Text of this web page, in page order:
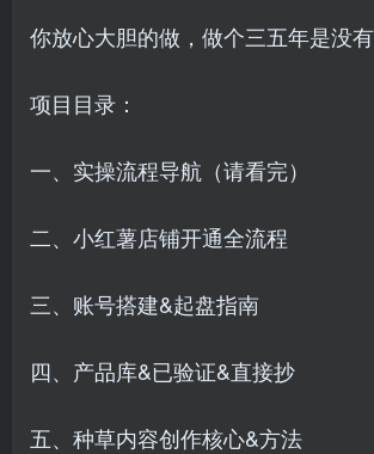
你放心大胆的做，做个三五年是没
项目目录：
一、实操流程导航（请看完）
二、小红薯店铺开通全流程
三、账号搭建&起盘指南
四、产品库&已验证&直接抄
五、种草内容创作核心&方法